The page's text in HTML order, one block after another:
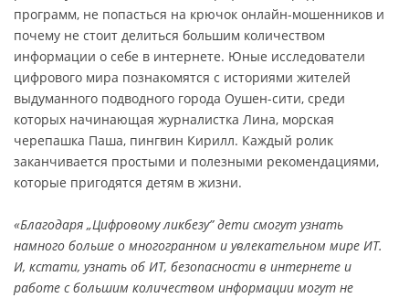
программ, не попасться на крючок онлайн-мошенников и
почему не стоит делиться большим количеством
информации о себе в интернете. Юные исследователи
цифрового мира познакомятся с историями жителей
выдуманного подводного города Оушен-сити, среди
которых начинающая журналистка Лина, морская
черепашка Паша, пингвин Кирилл. Каждый ролик
заканчивается простыми и полезными рекомендациями,
которые пригодятся детям в жизни.
«Благодаря „Цифровому ликбезу” дети смогут узнать
намного больше о многогранном и увлекательном мире ИТ.
И, кстати, узнать об ИТ, безопасности в интернете и
работе с большим количеством информации могут не